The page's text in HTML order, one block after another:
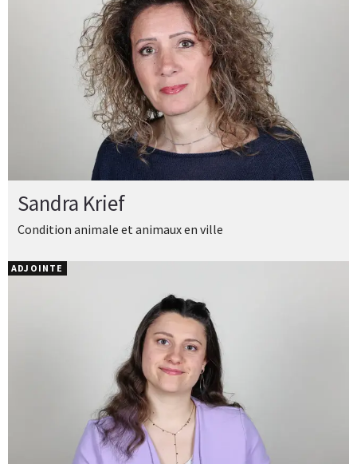
Sandra Krief
Condition animale et animaux en ville
ADJOINTE